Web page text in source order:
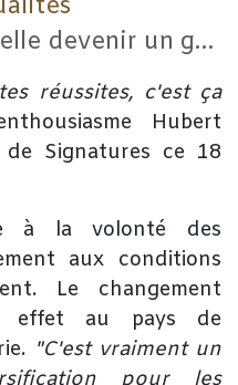
un grand pays de vin?
réussites, c'est ça
Hubert
Signatures ce 18
à la volonté des
aux conditions
Le changement
effet au pays de
"C'est vraiment un
pour les